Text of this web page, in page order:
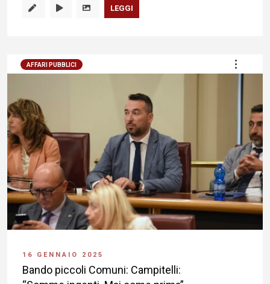
LEGGI
AFFARI PUBBLICI
16 GENNAIO 2025
Bando piccoli Comuni: Campitelli: